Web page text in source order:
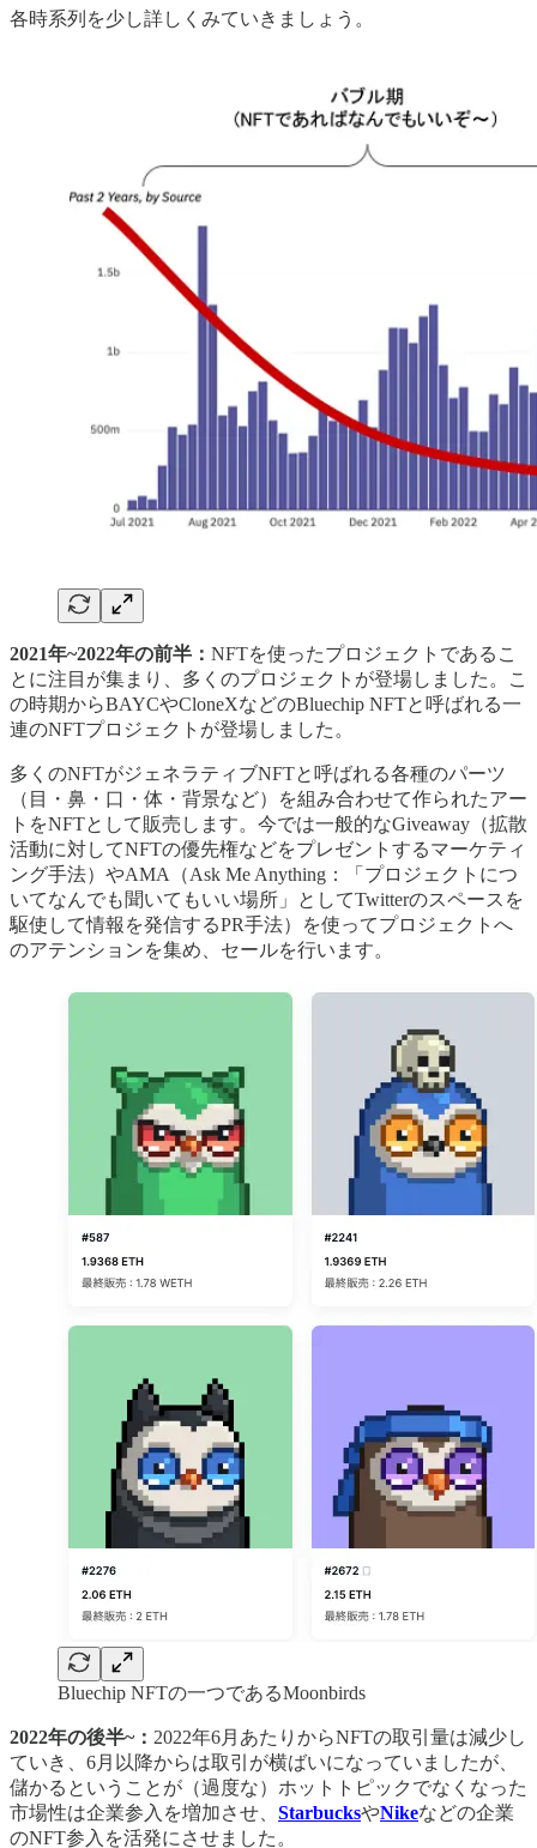
各時系列を少し詳しくみていきましょう。
2021年~2022年の前半： NFTを使ったプロジェクトであるこ
とに注目が集まり、多くのプロジェクトが登場しました。こ
の時期からBAYCやCloneXなどのBluechip NFTと呼ばれる一
連のNFTプロジェクトが登場しました。
多くのNFTがジェネラティブNFTと呼ばれる各種のパーツ
（目・鼻・口・体・背景など）を組み合わせて作られたアー
トをNFTとして販売します。今では一般的なGiveaway（拡散
活動に対してNFTの優先権などをプレゼントするマーケティ
ング手法）やAMA（Ask Me Anything：「プロジェクトにつ
いてなんでも聞いてもいい場所」としてTwitterのスペースを
駆使して情報を発信するPR手法）を使ってプロジェクトへ
のアテンションを集め、セールを行います。
Bluechip NFTの一つであるMoonbirds
2022年の後半~： 2022年6月あたりからNFTの取引量は減少し
ていき、6月以降からは取引が横ばいになっていましたが、
儲かるということが（過度な）ホットトピックでなくなった
市場性は企業参入を増加させ、 StarbucksやNikeなどの企業
のNFT参入を活発にさせました。